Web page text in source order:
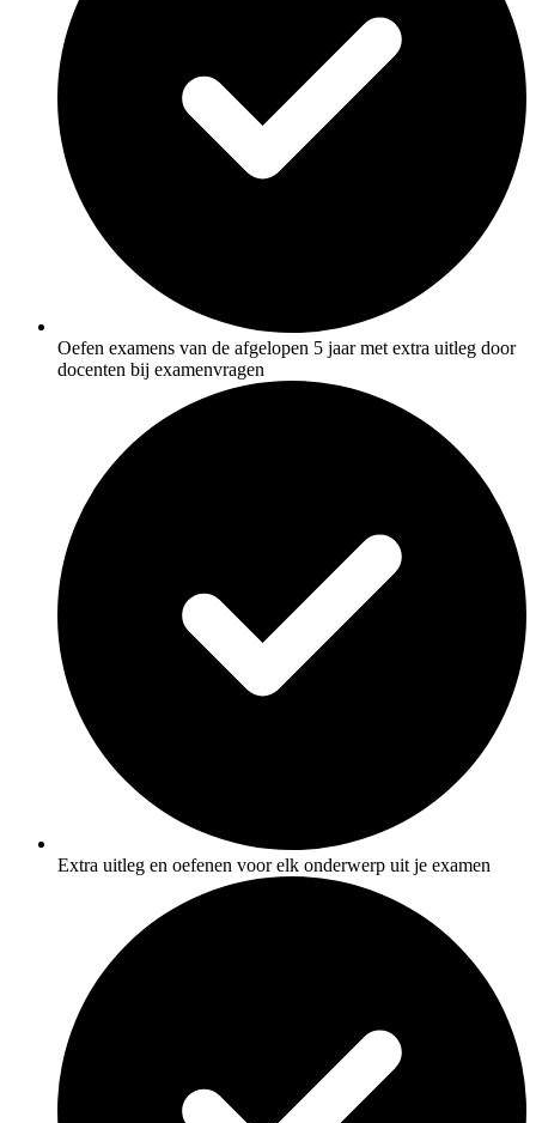
Oefen examens van de afgelopen 5 jaar met extra uitleg door
docenten bij examenvragen
Extra uitleg en oefenen voor elk onderwerp uit je examen